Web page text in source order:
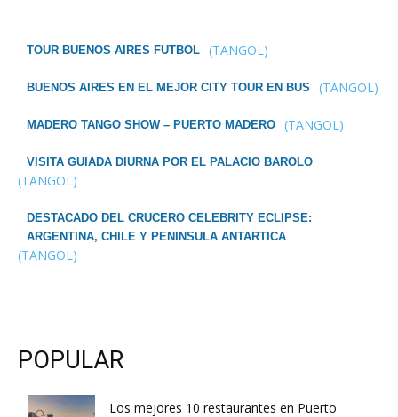
TOUR BUENOS AIRES FUTBOL (TANGOL)
BUENOS AIRES EN EL MEJOR CITY TOUR EN BUS (TANGOL)
MADERO TANGO SHOW – PUERTO MADERO (TANGOL)
VISITA GUIADA DIURNA POR EL PALACIO BAROLO
(TANGOL)
DESTACADO DEL CRUCERO CELEBRITY ECLIPSE:
ARGENTINA, CHILE Y PENINSULA ANTARTICA
(TANGOL)
POPULAR
Los mejores 10 restaurantes en Puerto